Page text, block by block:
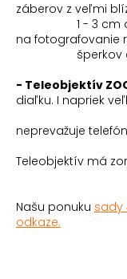
záberov z veľmi
1 - 3 cm od
na fotografovanie
šperkov a
- Teleobjektív
diaľku. I napriek
8 cm na
neprevažuje
Teleobjektív má
zo
Našu ponuku sady
odkaze.